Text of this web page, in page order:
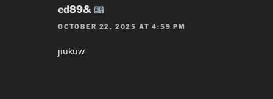
ed89&
OCTOBER 22, 2025 AT 4:59 PM
jiukuw